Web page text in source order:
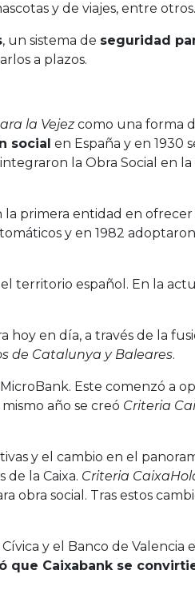
y de viajes, entre otros.
, un sistema de seguridad
a plazos.
la Vejezcomo una forma
social en España y en 1930
la Obra Social en
la primera entidad en
y en 1982 adoptaron
territorio español. En la
hoy en día, a través de la
de Catalunya y Baleares.
Este comenzó a
mismo año se creó Criteria
y el cambio en el
la Caixa. Criteria
obra social. Tras estos
y el Banco de Valencia
que Caixabank se